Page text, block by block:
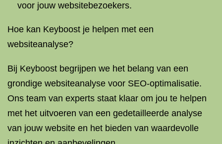
voor jouw websitebezoekers.
Hoe kan Keyboost je helpen met een
websiteanalyse?
Bij Keyboost begrijpen we het belang van een
grondige websiteanalyse voor SEO-optimalisatie.
Ons team van experts staat klaar om jou te helpen
met het uitvoeren van een gedetailleerde analyse
van jouw website en het bieden van waardevolle